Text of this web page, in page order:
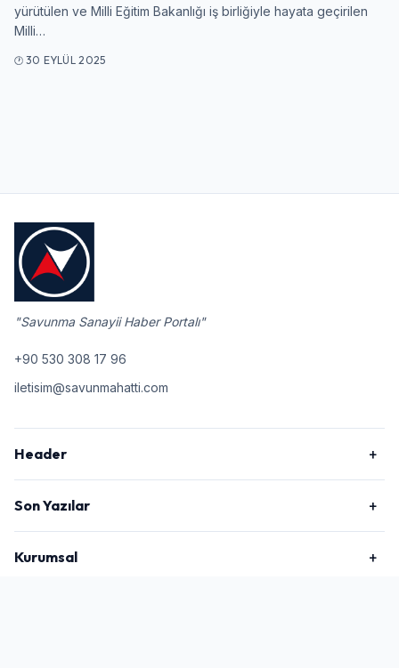
yürütülen ve Milli Eğitim Bakanlığı iş birliğiyle hayata geçirilen
Milli…
30 EYLÜL 2025
"Savunma Sanayii Haber Portalı"
+90 530 308 17 96
iletisim@savunmahatti.com
Header
Son Yazılar
Kurumsal